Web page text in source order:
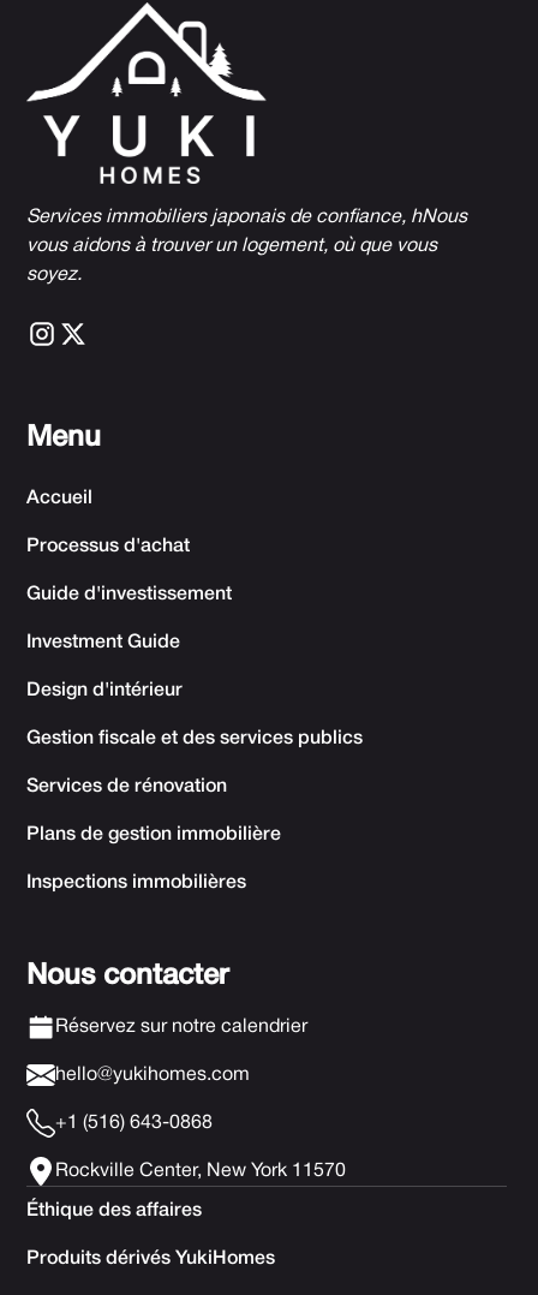
Services immobiliers japonais de confiance, hNous
vous aidons à trouver un logement, où que vous
soyez.
Menu
Accueil
Processus d'achat
Guide d'investissement
Investment Guide
Design d'intérieur
Gestion fiscale et des services publics
Services de rénovation
Plans de gestion immobilière
Inspections immobilières
Nous contacter
Réservez sur notre calendrier
hello@yukihomes.com
+1 (516) 643-0868
Rockville Center, New York 11570
Éthique des affaires
Produits dérivés YukiHomes